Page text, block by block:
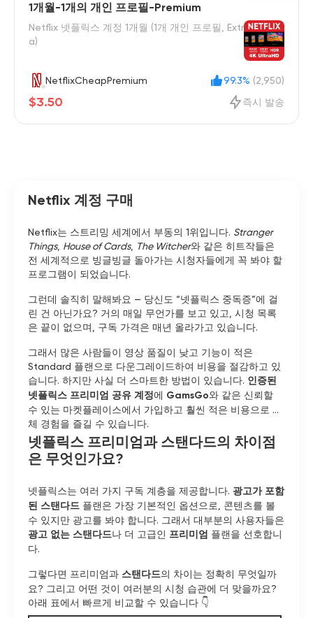
1개월-1개의 개인 프로필-Premium
Netflix 넷플릭스 계정 1개월 (1개 개인 프로필, Extr
a)
NetflixCheapPremium 99.3% (2,950)
$3.50 즉시 발송
Netflix 계정 구매
Netflix는 스트리밍 세계에서 부동의 1위입니다. Stranger
Things, House of Cards, The Witcher와 같은 히트작들은
전 세계적으로 빙글빙글 돌아가는 시청자들에게 꼭 봐야 할
프로그램이 되었습니다.
그런데 솔직히 말해봐요 — 당신도 “넷플릭스 중독증”에 걸
린 건 아닌가요? 거의 매일 무언가를 보고 있고, 시청 목록
은 끝이 없으며, 구독 가격은 매년 올라가고 있습니다.
그래서 많은 사람들이 영상 품질이 낮고 기능이 적은
Standard 플랜으로 다운그레이드하여 비용을 절감하고 있
습니다. 하지만 사실 더 스마트한 방법이 있습니다. 인증된
넷플릭스 프리미엄 공유 계정에 GamsGo와 같은 신뢰할
수 있는 마켓플레이스에서 가입하고 훨씬 적은 비용으로 전
체 경험을 즐길 수 있습니다.
넷플릭스 프리미엄과 스탠다드의 차이점
은 무엇인가요?
넷플릭스는 여러 가지 구독 계층을 제공합니다. 광고가 포함
된 스탠다드 플랜은 가장 기본적인 옵션으로, 콘텐츠를 볼
수 있지만 광고를 봐야 합니다. 그래서 대부분의 사용자들은
광고 없는 스탠다드나 더 고급인 프리미엄 플랜을 선호합니
다.
그렇다면 프리미엄과 스탠다드의 차이는 정확히 무엇일까
요? 그리고 어떤 것이 여러분의 시청 습관에 더 맞을까요?
아래 표에서 빠르게 비교할 수 있습니다 👇